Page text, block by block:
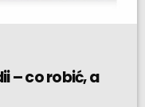
– co robić, a